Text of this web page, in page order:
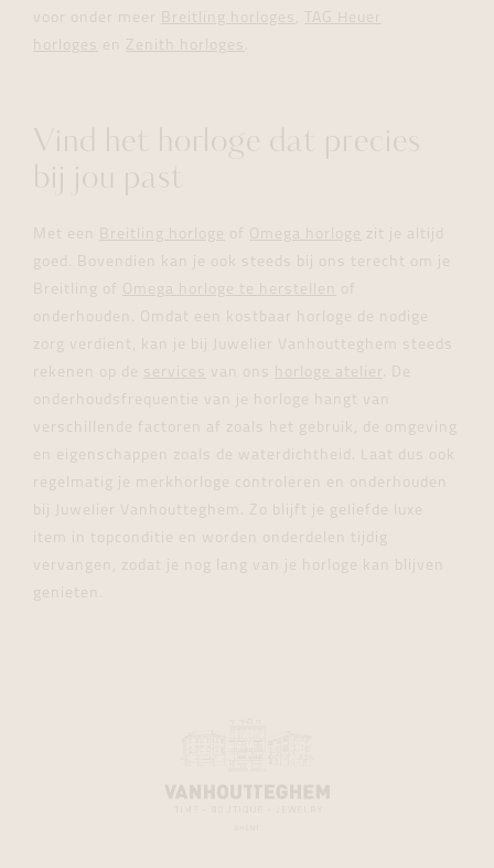
voor onder meer
Breitling horloges ,
TAG Heuer
horloges
en Zenith horloges .
Vind het horloge dat precies
bij jou past
Met een Breitling horloge of Omega horloge
zit je altijd
goed. Bovendien kan je ook steeds bij ons terecht om je
Breitling of Omega horloge te herstellen
of
onderhouden. Omdat een kostbaar horloge de nodige
zorg verdient, kan je bij Juwelier Vanhoutteghem steeds
rekenen op de
services van ons horloge atelier . De
onderhoudsfrequentie van je horloge hangt van
verschillende factoren af zoals het gebruik, de omgeving
en eigenschappen zoals de waterdichtheid. Laat dus ook
regelmatig je merkhorloge controleren en onderhouden
bij Juwelier Vanhoutteghem. Zo blijft je geliefde luxe
item in topconditie en worden onderdelen tijdig
vervangen, zodat je nog lang van je horloge kan blijven
genieten.